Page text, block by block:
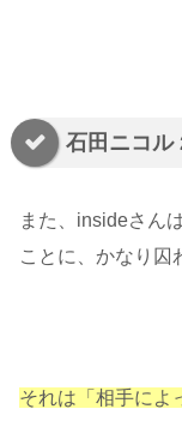
石田ニコル
また、insideさん
ことに、かなり囚
それは「相手によ